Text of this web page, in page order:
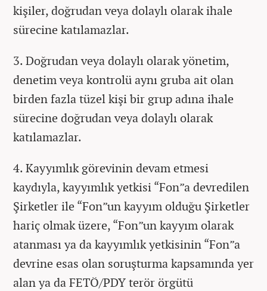
kişiler, doğrudan veya dolaylı olarak ihale
sürecine katılamazlar.
3. Doğrudan veya dolaylı olarak yönetim,
denetim veya kontrolü aynı gruba ait olan
birden fazla tüzel kişi bir grup adına ihale
sürecine doğrudan veya dolaylı olarak
katılamazlar.
4. Kayyımlık görevinin devam etmesi
kaydıyla, kayyımlık yetkisi “Fon”a devredilen
Şirketler ile “Fon”un kayyım olduğu Şirketler
hariç olmak üzere, “Fon”un kayyım olarak
atanması ya da kayyımlık yetkisinin “Fon”a
devrine esas olan soruşturma kapsamında yer
alan ya da FETÖ/PDY terör örgütü